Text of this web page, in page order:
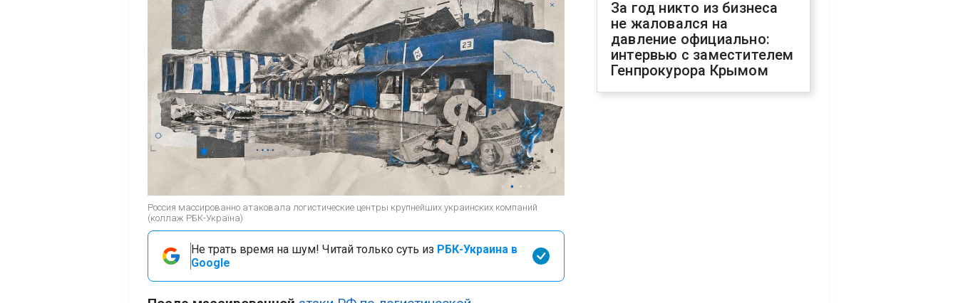
Россия массированно атаковала логистические центры крупнейших украинских компаний
(коллаж РБК-Україна)
Не трать время на шум! Читай только суть из РБК-Украина в
Google
За год никто из бизнеса
не жаловался на
давление официально:
интервью с заместителем
Генпрокурора Крымом